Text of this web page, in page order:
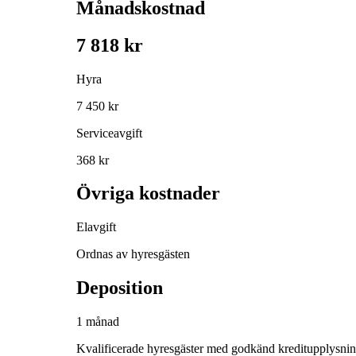
Månadskostnad
7 818 kr
Hyra
7 450 kr
Serviceavgift
368 kr
Övriga kostnader
Elavgift
Ordnas av hyresgästen
Deposition
1 månad
Kvalificerade hyresgäster med godkänd